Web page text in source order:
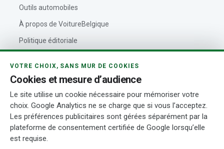
Outils automobiles
À propos de VoitureBelgique
Politique éditoriale
Rédaction et auteurs
Transparence
© 2026 VoitureBelgique.com
VOTRE CHOIX, SANS MUR DE COOKIES
Cookies et mesure d’audience
Le site utilise un cookie nécessaire pour mémoriser votre
choix. Google Analytics ne se charge que si vous l’acceptez.
Les préférences publicitaires sont gérées séparément par la
plateforme de consentement certifiée de Google lorsqu’elle
est requise.